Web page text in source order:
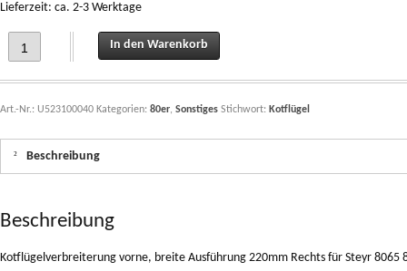
Lieferzeit: ca. 2-3 Werktage
Kotflügelverbreiterung vorne, breite Ausführung 220mm Rechts für Steyr 8065
In den Warenkorb
Art.-Nr.: U523100040 Kategorien: 80er, Sonstiges Stichwort: Kotflügel
Beschreibung
Beschreibung
Kotflügelverbreiterung vorne, breite Ausführung 220mm Rechts für Steyr 8065